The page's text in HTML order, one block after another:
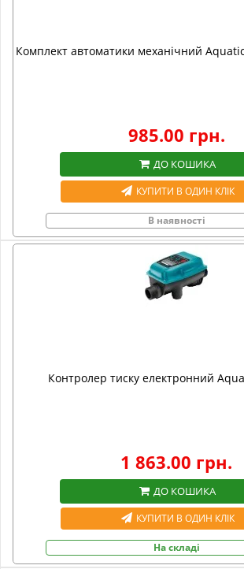
Комплект автоматики механічний
985.00 грн.
ДО КОШИКА
КУПИТИ В ОДИН КЛІК
В наявності
Контролер тиску електронний
1 863.00 грн.
ДО КОШИКА
КУПИТИ В ОДИН КЛІК
На складі